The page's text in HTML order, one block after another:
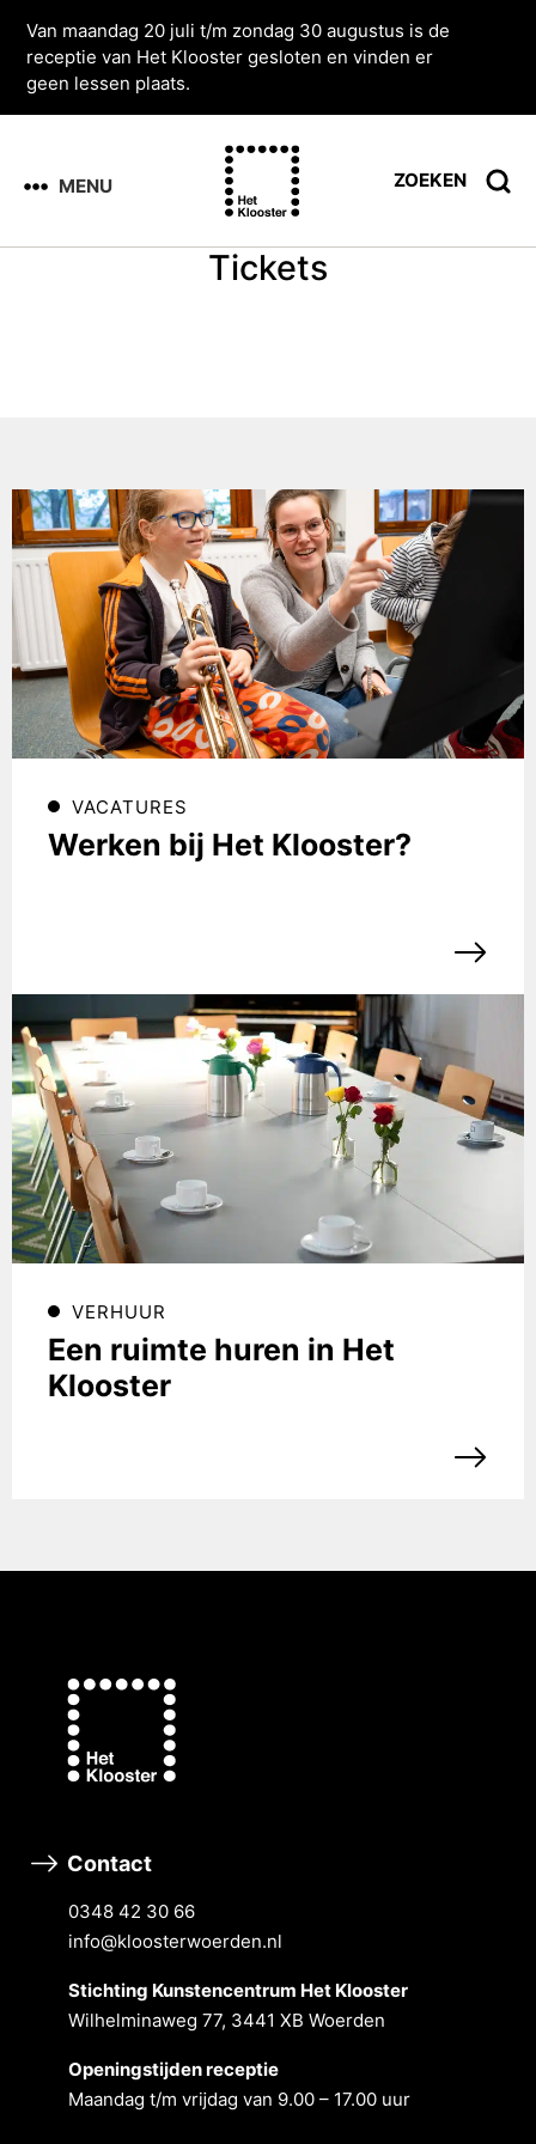
Van maandag 20 juli t/m zondag 30 augustus is de
receptie van Het Klooster gesloten en vinden er
geen lessen plaats.
MENU ZOEKEN
Tickets
VACATURES
Werken bij Het Klooster?
VERHUUR
Een ruimte huren in Het
Klooster
Contact
0348 42 30 66
info@kloosterwoerden.nl
Stichting Kunstencentrum Het Klooster
Wilhelminaweg 77, 3441 XB Woerden
Openingstĳden receptie
Maandag t/m vrĳdag van 9.00 – 17.00 uur